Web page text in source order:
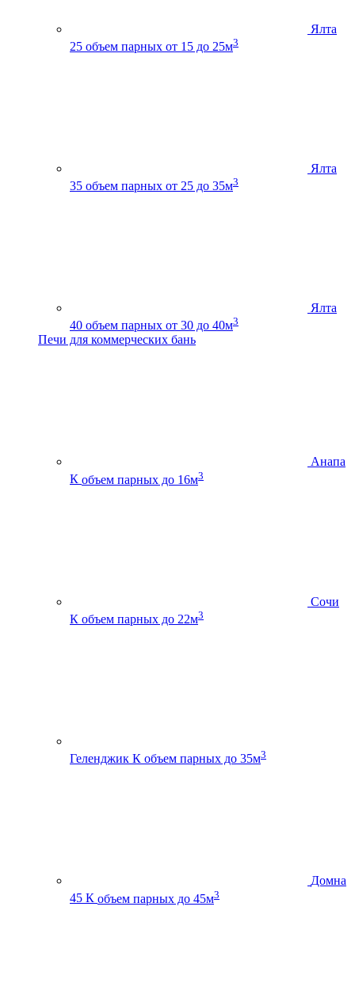
Ялта
25 объем парных от 15 до 25м3
Ялта
35 объем парных от 25 до 35м3
Ялта
40 объем парных от 30 до 40м3
Печи для коммерческих бань
Анапа
К объем парных до 16м3
Сочи
К объем парных до 22м3
Геленджик К объем парных до 35м3
Домна
45 К объем парных до 45м3